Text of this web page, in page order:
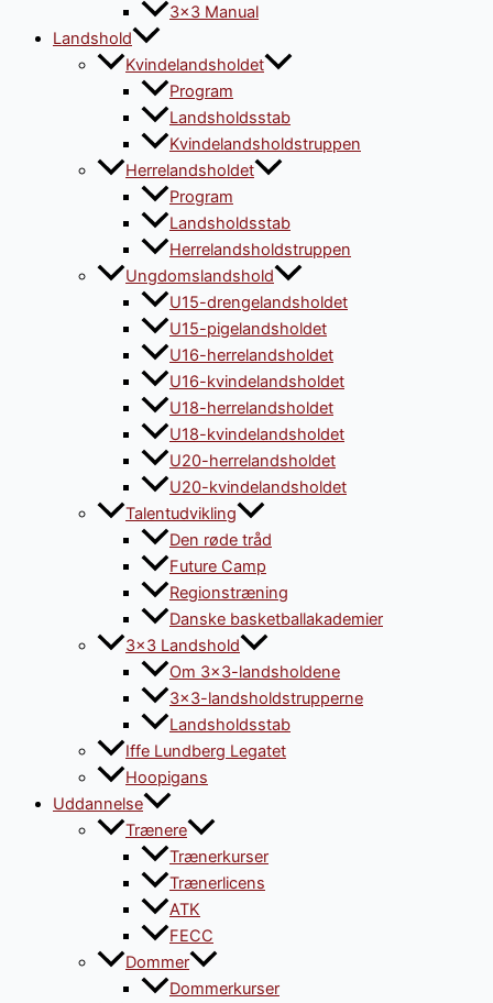
3×3 Manual
Landshold
Kvindelandsholdet
Program
Landsholdsstab
Kvindelandsholdstruppen
Herrelandsholdet
Program
Landsholdsstab
Herrelandsholdstruppen
Ungdomslandshold
U15-drengelandsholdet
U15-pigelandsholdet
U16-herrelandsholdet
U16-kvindelandsholdet
U18-herrelandsholdet
U18-kvindelandsholdet
U20-herrelandsholdet
U20-kvindelandsholdet
Talentudvikling
Den røde tråd
Future Camp
Regionstræning
Danske basketballakademier
3×3 Landshold
Om 3×3-landsholdene
3×3-landsholdstrupperne
Landsholdsstab
Iffe Lundberg Legatet
Hoopigans
Uddannelse
Trænere
Trænerkurser
Trænerlicens
ATK
FECC
Dommer
Dommerkurser